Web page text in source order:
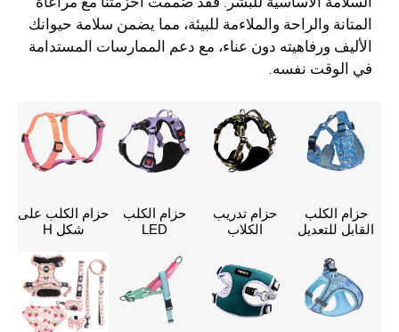
المتانة والراحة والملاءمة للبيئة، مما يضمن سلامة حيوانك
الأليف ورفاهيته دون عناء، مع دعم الممارسات المستدامة
في الوقت نفسه.
حزام الكلب
القابل للتعديل
حزام تدريب
الكلاب
حزام الكلب
LED
حزام الكلب على
شكل H